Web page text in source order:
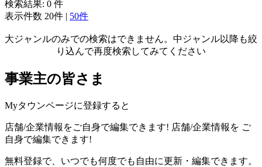
検索結果: 0 件
表示件数 20件 | 50件
大ジャンルのみでの検索はできません。中ジャンル以降も絞
り込んで再度検索してみてください
事業主の皆さま
Myタウンページに登録すると
店舗/企業情報をご自身で編集できます! 店舗/企業情報を ご
自身で編集できます!
無料登録で、いつでも何度でも自由に更新・編集できます。